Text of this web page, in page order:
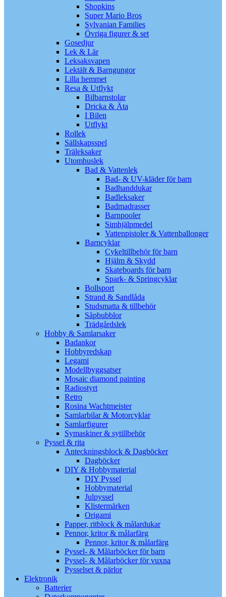
Shopkins
Super Mario Bros
Sylvanian Families
Övriga figurer & set
Gosedjur
Lek & Lär
Leksaksvapen
Lektält & Barngungor
Lilla hemmet
Resa & Utflykt
Bilbarnstolar
Dricka & Äta
I Bilen
Utflykt
Rollek
Sällskapsspel
Träleksaker
Utomhuslek
Bad & Vattenlek
Bad- & UV-kläder för barn
Badhanddukar
Badleksaker
Badmadrasser
Barnpooler
Simhjälpmedel
Vattenpistoler & Vattenballonger
Barncyklar
Cykeltillbehör för barn
Hjälm & Skydd
Skateboards för barn
Spark- & Springcyklar
Bollsport
Strand & Sandlåda
Studsmatta & tillbehör
Såpbubblor
Trädgårdslek
Hobby & Samlarsaker
Badankor
Hobbyredskap
Legami
Modellbyggsatser
Mosaic diamond painting
Radiostyrt
Retro
Rosina Wachtmeister
Samlarbilar & Motorcyklar
Samlarfigurer
Symaskiner & sytillbehör
Pyssel & rita
Anteckningsblock & Dagböcker
Dagböcker
DIY & Hobbymaterial
DIY Pyssel
Hobbymaterial
Julpyssel
Klistermärken
Origami
Papper, ritblock & målardukar
Pennor, kritor & målarfärg
Pennor, kritor & målarfärg
Pyssel- & Målarböcker för barn
Pyssel- & Målarböcker för vuxna
Pysselset & pärlor
Elektronik
Batterier